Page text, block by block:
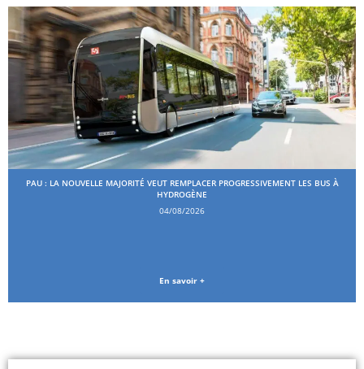
PAU : LA NOUVELLE MAJORITÉ VEUT REMPLACER PROGRESSIVEMENT LES BUS À
HYDROGÈNE
04/08/2026
En savoir +